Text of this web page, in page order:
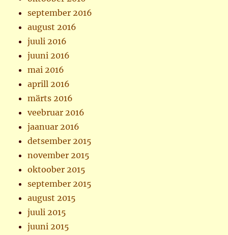
september 2016
august 2016
juuli 2016
juuni 2016
mai 2016
aprill 2016
märts 2016
veebruar 2016
jaanuar 2016
detsember 2015
november 2015
oktoober 2015
september 2015
august 2015
juuli 2015
juuni 2015